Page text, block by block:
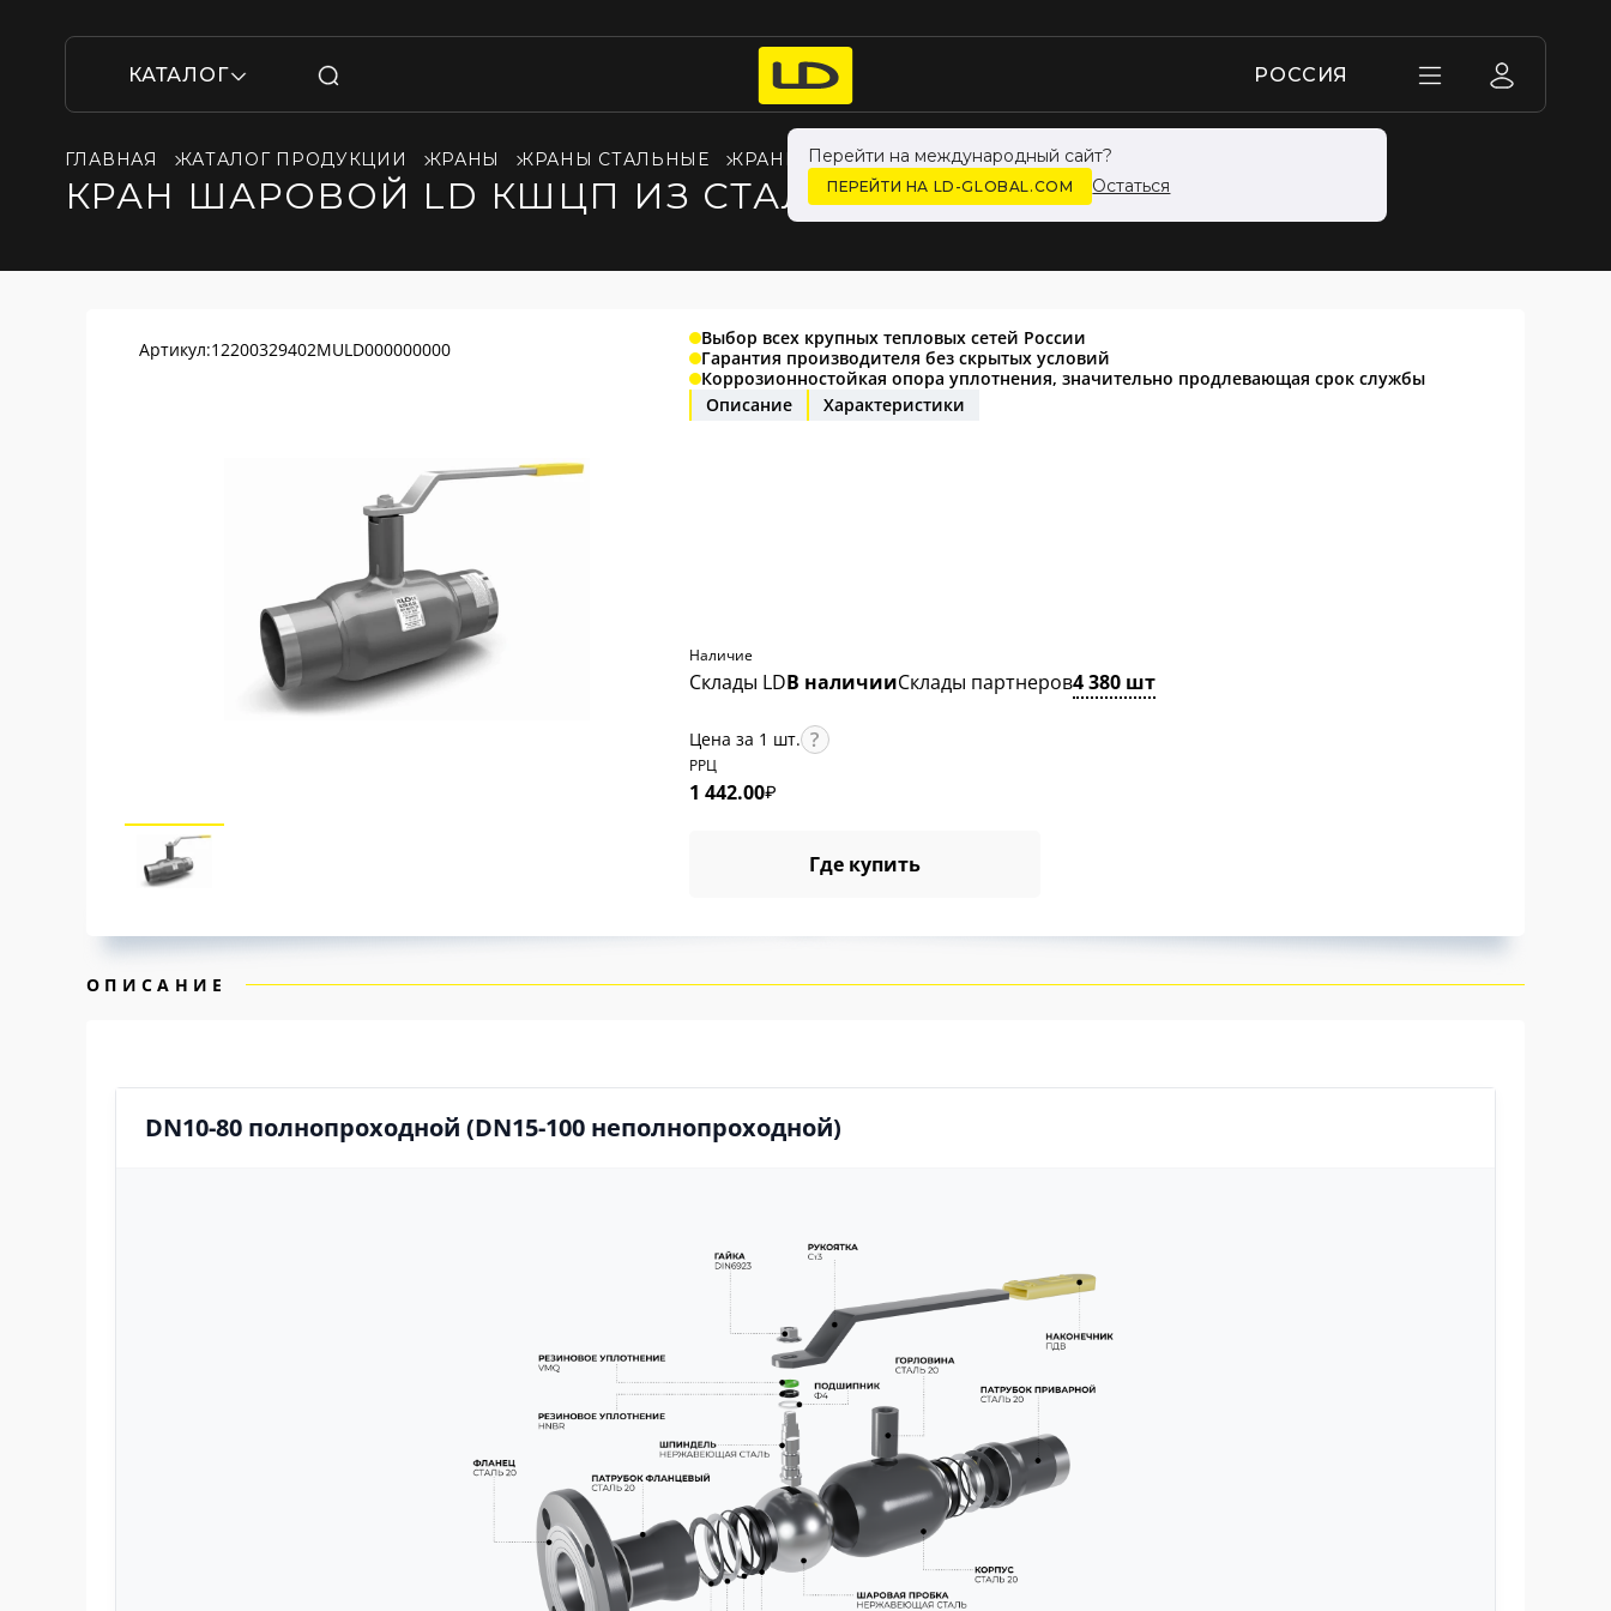
КАТАЛОГ РОССИЯ
Перейти на международный сайт?
ПЕРЕЙТИ НА LD-GLOBAL.COM Остаться
ГЛАВНАЯ КАТАЛОГ ПРОДУКЦИИ КРАНЫ КРАНЫ СТАЛЬНЫЕ КРАНЫ LD ДЛЯ ЖИДКОСТИ
КРАН ШАРОВОЙ LD КШЦП ИЗ СТАЛИ 20 ДУ32 РУ4,0МПА
Артикул:12200329402MULD000000000
Выбор всех крупных тепловых сетей России
Гарантия производителя без скрытых условий
Коррозионностойкая опора уплотнения, значительно продлевающая срок службы
Описание
Характеристики
Наличие
Склады LDВ наличииСклады партнеров4 380 шт
Цена за 1 шт.
РРЦ
1 442.00₽
Где купить
ОПИСАНИЕ
DN10-80 полнопроходной (DN15-100 неполнопроходной)